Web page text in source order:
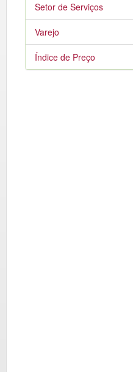
Setor de Serviços
Varejo
Índice de Preço